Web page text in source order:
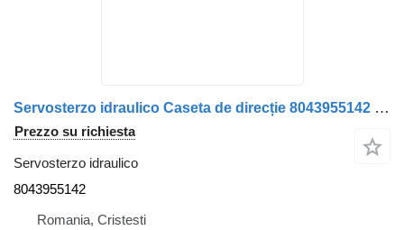
Servosterzo idraulico Caseta de direcție 8043955142 per camion Scania ZF 8043 955 142
Prezzo su richiesta
Servosterzo idraulico
8043955142
Romania, Cristesti